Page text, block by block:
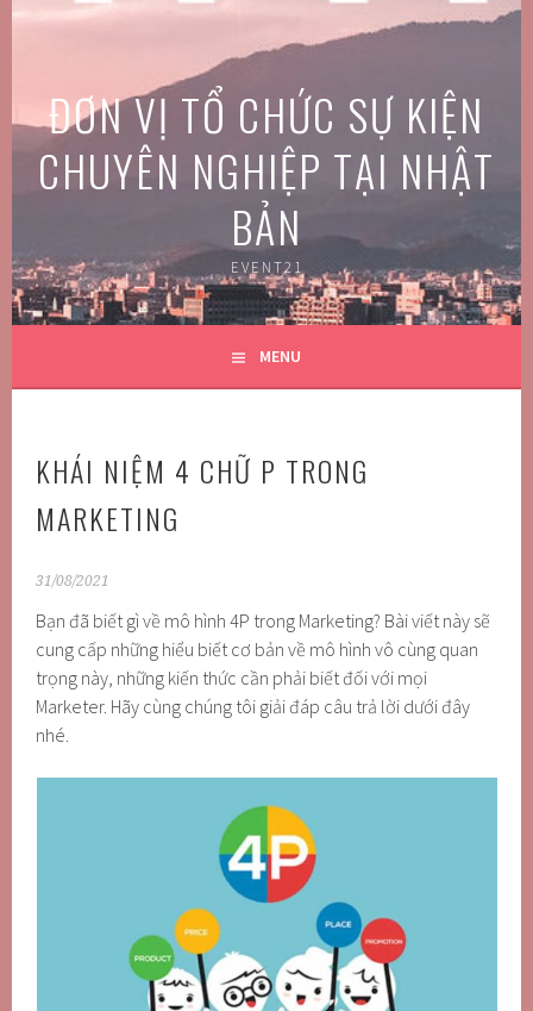
Skip
ĐƠN VỊ TỔ CHỨC SỰ KIỆN
CHUYÊN NGHIỆP TẠI NHẬT
BẢN
EVENT21
MENU
KHÁI NIỆM 4 CHỮ P TRONG
MARKETING
31/08/2021
Bạn đã biết gì về mô hình 4P trong Marketing? Bài viết này sẽ
cung cấp những hiểu biết cơ bản về mô hình vô cùng quan
trọng này, những kiến thức cần phải biết đối với mọi
Marketer. Hãy cùng chúng tôi giải đáp câu trả lời dưới đây
nhé.